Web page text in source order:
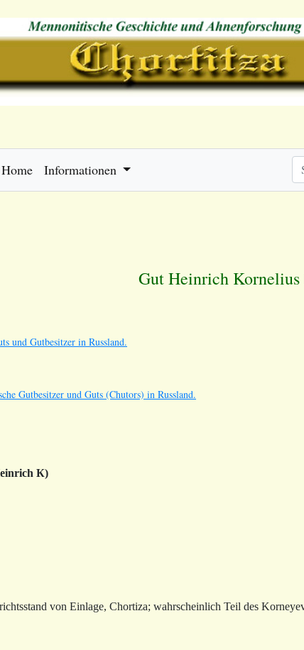
Home Informationen
Gut Heinrich
und Gutbesitzer in Russland.
Gutbesitzer und Guts (Chutors) in Russland.
К)
von Einlage, Chortiza; wahrscheinlich Teil des